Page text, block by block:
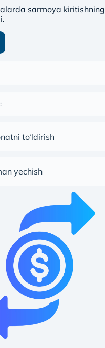
sarmoya kiritishning
to‘ldirish
yechish